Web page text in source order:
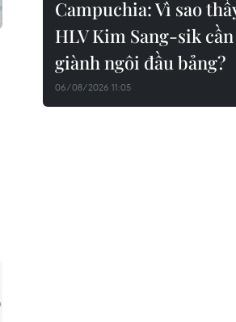
Campuchia: Vì sao
HLV Kim Sang-sik cần
giành ngôi đầu bảng?
06/08/2026 11:05